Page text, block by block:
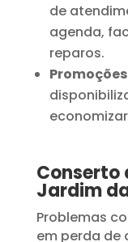
de
agenda,
reparos.
Conserto
Jardim
Problemas
em perda de